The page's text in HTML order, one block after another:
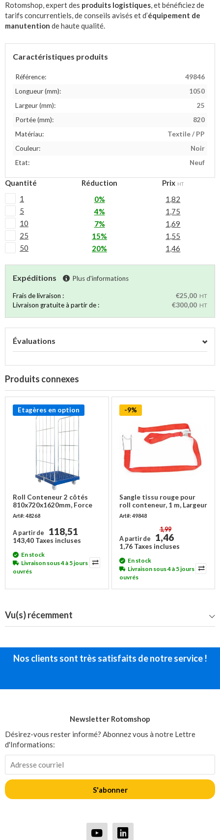
Rotomshop, expert des produits logistiques, et bénéficiez de
tarifs concurrentiels, de conseils avisés et d’équipement de
manutention de haute qualité.
Caractéristiques produits
Référence:
49846
Longueur (mm):
1050
Largeur (mm):
25
Portée (mm):
820
Matériau:
Textile / PP
Couleur:
Noir
Etat:
Neuf
Quantité Réduction Prix HT
1 0%
1,82
5
4%
1,75
10
7%
1,69
25
15%
1,55
50
20% 1,46
Expéditions Plus d'informations
Frais de livraison : €25,00 HT
Livraison gratuite à partir de : €300,00 HT
Évaluations
Produits connexes
Etagères en option
Roll Conteneur 2 côtés
810x720x1620mm, Force
500 kg
Art#: 48268
A partir de 118,51
143,40 Taxes incluses
En stock
Livraison sous 4 à 5 jours
ouvrés
-9%
Sangle tissu rouge pour
roll conteneur, 1 m, Largeur
25 mm
Art#: 49848
A partir de
1,99
1,46
1,76 Taxes incluses
En stock
Livraison sous 4 à 5 jours
ouvrés
Vu(s) récemment
Nos clients sont très satisfaits de notre service !
Newsletter Rotomshop
Désirez-vous rester informé? Abonnez vous à notre Lettre
d'Informations:
S'abonner